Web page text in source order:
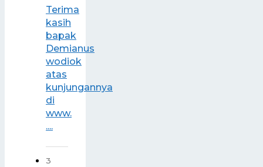
Terima
kasih
bapak
Demianus
wodiok
atas
kunjungannya
di
www.
....
3